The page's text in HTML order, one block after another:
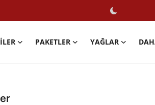
PAKETLER YAĞLAR